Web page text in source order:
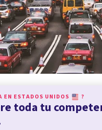
EN ESTADOS UNIDOS ?
toda tu